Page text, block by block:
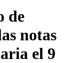
de
notas
el 9